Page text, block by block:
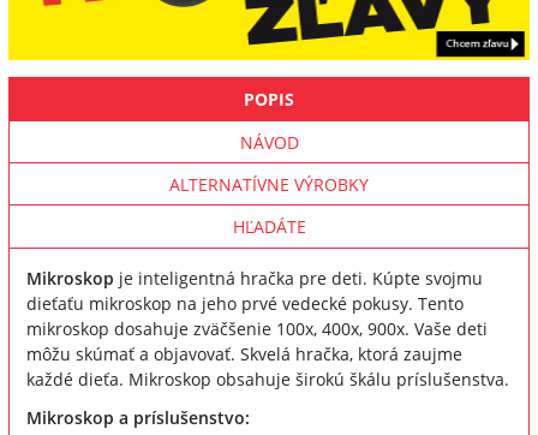
POPIS
NÁVOD
ALTERNATÍVNE VÝROBKY
HĽADÁTE
Mikroskop je inteligentná hračka pre deti. Kúpte svojmu
dieťaťu mikroskop na jeho prvé vedecké pokusy. Tento
mikroskop dosahuje zväčšenie 100x, 400x, 900x. Vaše deti
môžu skúmať a objavovať. Skvelá hračka, ktorá zaujme
každé dieťa. Mikroskop obsahuje širokú škálu príslušenstva.
Mikroskop a príslušenstvo: